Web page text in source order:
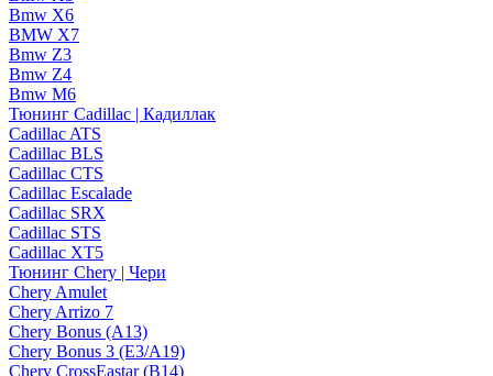
Bmw X6
BMW X7
Bmw Z3
Bmw Z4
Bmw М6
Тюнинг Cadillac | Кадиллак
Cadillac ATS
Cadillac BLS
Cadillac CTS
Cadillac Escalade
Cadillac SRX
Cadillac STS
Cadillac XT5
Тюнинг Chery | Чери
Chery Amulet
Chery Arrizo 7
Chery Bonus (A13)
Chery Bonus 3 (E3/A19)
Chery CrossEastar (B14)